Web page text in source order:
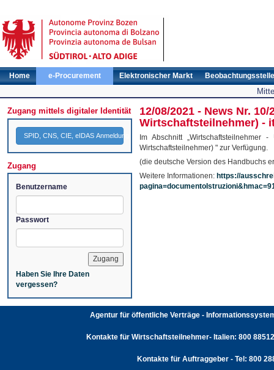
Home e-Procurement Elektronischer Markt Beobachtungsstelle
Zugang mittels digitaler Identität
SPID, CNS, CIE, eIDAS Anmeldung
Zugang
Benutzername
Passwort
Haben Sie Ihre Daten
vergessen?
12/08/2021 - News Nr.
Wirtschaftsteilnehmer) -
Im Abschnitt
Wirtschaftsteilnehmer) " zur Verfügung.
(die deutsche Version des Handbuchs
Weitere Informationen: https://
Agentur für öffentliche Verträge -
Kontakte für Wirtschaftsteilnehmer- Italien: 800
Kontakte für Auftraggeber - Tel: 800